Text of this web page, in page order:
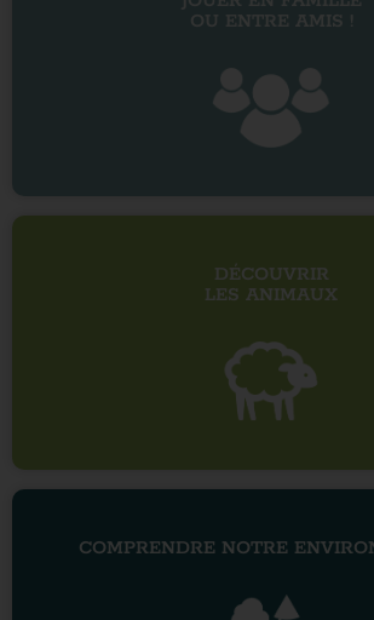
OU ENTRE AMIS !
DÉCOUVRIR
LES ANIMAUX
COMPRENDRE NOTRE